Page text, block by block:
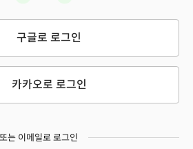
구글로 로그인
카카오로 로그인
또는 이메일로 로그인